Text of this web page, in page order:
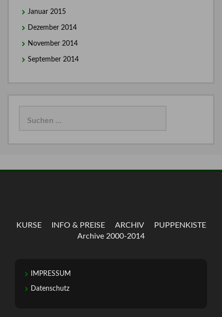
Januar 2015
Dezember 2014
November 2014
September 2014
KURSE INFO & PREISE ARCHIV
PUPPENKISTE
Archive 2000-2014
IMPRESSUM
Datenschutz